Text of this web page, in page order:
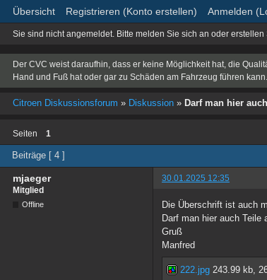
Übersicht Registrieren (Konto erstellen) Anmelden
Sie sind nicht angemeldet. Bitte melden Sie sich an oder
Der CVC weist daraufhin, dass er keine Möglichkeit hat, die
Hand und Fuß hat oder gar zu Schäden am Fahrzeug führen kann.
Citroen Diskussionsforum » Diskussion » Darf man hier
Seiten 1
Beiträge [ 4 ]
mjaeger
30.01.2025 12:35
Mitglied
Offline
Die Überschrift ist auch
Darf man hier auch Teile
Gruß
Manfred
222.jpg 243.99 kb,